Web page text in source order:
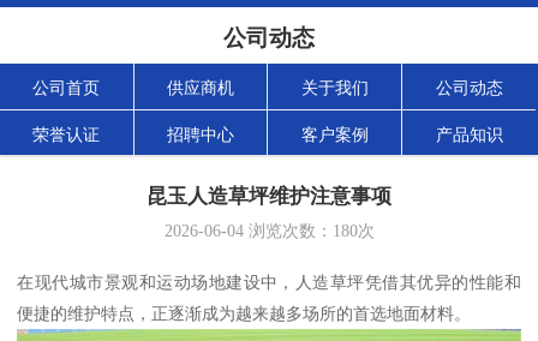
公司动态
公司首页 供应商机 关于我们 公司动态
荣誉认证 招聘中心 客户案例 产品知识
昆玉人造草坪维护注意事项
2026-06-04浏览次数： 180次
在现代城市景观和运动场地建设中，人造草坪凭借其优异的性能和
便捷的维护特点，正逐渐成为越来越多场所的首选地面材料。